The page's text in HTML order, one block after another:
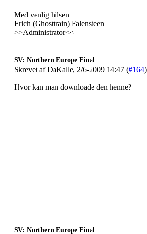
Med venlig hilsen
Erich (Ghosttrain) Falensteen
>>Administrator<<
SV: Northern Europe Final
Skrevet af DaKalle, 2/6-2009 14:47 (#164)
Hvor kan man downloade den henne?
SV: Northern Europe Final